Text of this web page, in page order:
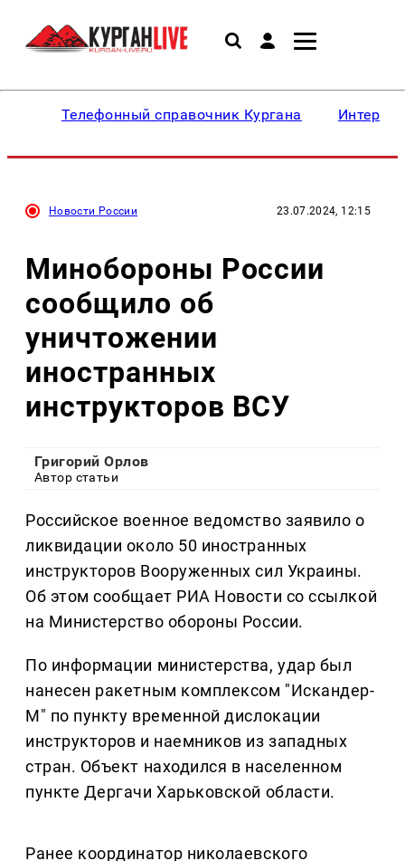
Телефонный справочник Кургана
Новости России 23.07.2024, 12:15
Минобороны России
сообщило об
уничтожении
иностранных
инструкторов ВСУ
Григорий Орлов
Автор статьи
Российское военное ведомство заявило о
ликвидации около 50 иностранных
инструкторов Вооруженных сил Украины.
Об этом сообщает РИА Новости со ссылкой
на Министерство обороны России.
По информации министерства, удар был
нанесен ракетным комплексом "Искандер-
М" по пункту временной дислокации
инструкторов и наемников из западных
стран. Объект находился в населенном
пункте Дергачи Харьковской области.
Ранее координатор николаевского